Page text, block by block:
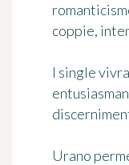
coppie,
I single
Urano